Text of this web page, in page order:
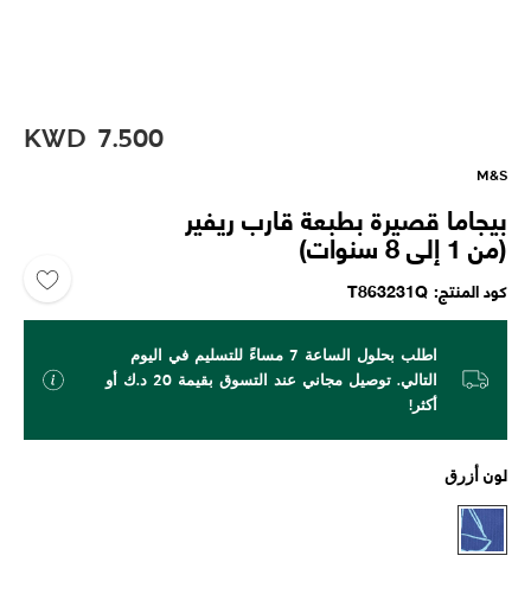
KWD 7.500
M&S
بيجاما قصيرة بطبعة قارب ريفير
(من 1 إلى 8 سنوات)
كود المنتج T863231Q
اطلب بحلول الساعة 7 مساءً للتسليم في اليوم
التالي. توصيل مجاني عند التسوق بقيمة 20 د.ك أو
أكثر!
لون أزرق